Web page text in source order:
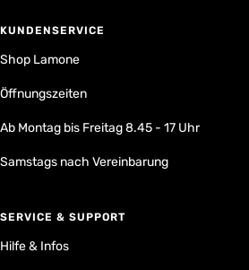
KUNDENSERVICE
Shop Lamone
Öffnungszeiten
Ab Montag bis Freitag 8.45 - 17 Uhr
Samstags nach Vereinbarung
SERVICE & SUPPORT
Hilfe & Infos